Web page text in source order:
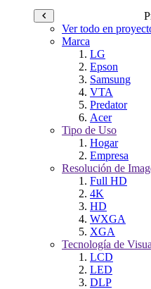
Ver todo en
Marca
LG
Epson
Samsung
VTA
Predator
Acer
Tipo de Uso
Hogar
Empresa
Resolución de
Full HD
4K
HD
WXGA
XGA
Tecnología de
LCD
LED
DLP